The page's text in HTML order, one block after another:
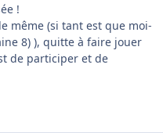
!
même (si tant est que moi-
8) ), quitte à faire jouer
de participer et de